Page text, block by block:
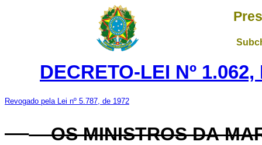
DECRETO-LEI Nº
Revogado pela Lei nº 5.787, de 1972
OS MINISTROS DA